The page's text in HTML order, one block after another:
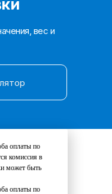
вес и
оплаты по
комиссия в
может быть
оплаты по